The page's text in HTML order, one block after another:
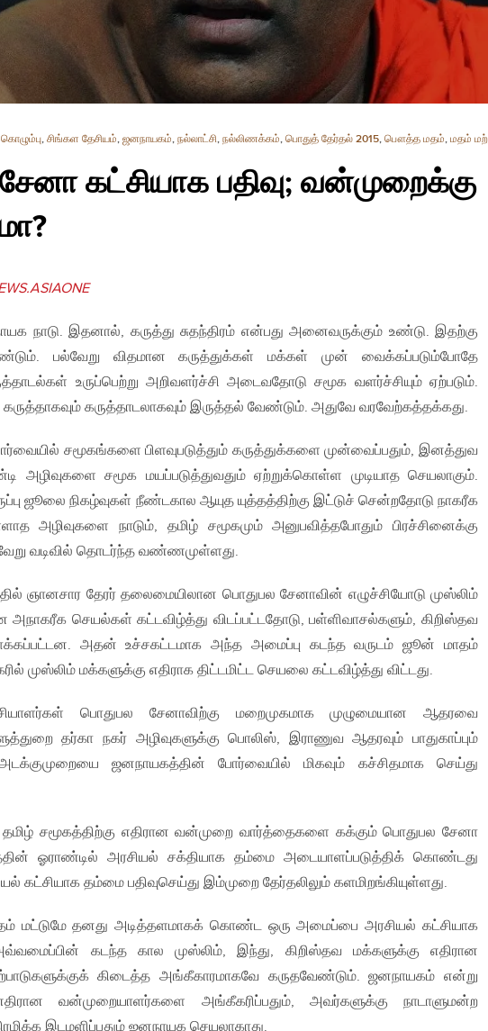
கொழும்பு, சிங்கள தேசியம், ஜனநாயகம், நல்லாட்சி, நல்லிணக்கம், பொதுத் தேர்தல் 2015, பௌத்த மதம், மதம்
கட்சியாக பதிவு; வன்முறைக்கு
நாடு. இதனால், கருத்து சுதந்திரம் என்பது அனைவருக்கும் உண்டு. இதற்கு
பல்வேறு விதமான கருத்துக்கள் மக்கள் முன் வைக்கப்படும்போதே
உருப்பெற்று அறிவளர்ச்சி அடைவதோடு சமூக வளர்ச்சியும் ஏற்படும்.
கருத்தாடலாகவும் இருத்தல் வேண்டும். அதுவே வரவேற்கத்தக்கது.
சமூகங்களை பிளவுபடுத்தும் கருத்துக்களை முன்வைப்பதும், இனத்துவ
அழிவுகளை சமூக மயப்படுத்துவதும் ஏற்றுக்கொள்ள முடியாத செயலாகும்.
ஜூலை நிகழ்வுகள் நீண்டகால ஆயுத யுத்தத்திற்கு இட்டுச் சென்றதோடு நாகரீக
அழிவுகளை நாடும், தமிழ் சமூகமும் அனுபவித்தபோதும் பிரச்சினைக்கு
வேறு வடிவில் தொடர்ந்த வண்ணமுள்ளது.
ஞானசார தேரர் தலைமையிலான பொதுபல சேனாவின் எழுச்சியோடு முஸ்லிம்
அநாகரீக செயல்கள் கட்டவிழ்த்து விடப்பட்டதோடு, பள்ளிவாசல்களும், கிறிஸ்தவ
அதன் உச்சகட்டமாக அந்த அமைப்பு கடந்த வருடம் ஜூன் மாதம்
முஸ்லிம் மக்களுக்கு எதிராக திட்டமிட்ட செயலை கட்டவிழ்த்து விட்டது.
பொதுபல சேனாவிற்கு மறைமுகமாக முழுமையான ஆதரவை
தர்கா நகர் அழிவுகளுக்கு பொலிஸ், இராணுவ ஆதரவும் பாதுகாப்பும்
ஜனநாயகத்தின் போர்வையில் மிகவும் கச்சிதமாக செய்து
தமிழ் சமூகத்திற்கு எதிரான வன்முறை வார்த்தைகளை கக்கும் பொதுபல சேனா
ஓராண்டில் அரசியல் சக்தியாக தம்மை அடையாளப்படுத்திக் கொண்டது
கட்சியாக தம்மை பதிவுசெய்து இம்முறை தேர்தலிலும் களமிறங்கியுள்ளது.
மட்டுமே தனது அடித்தளமாகக் கொண்ட ஒரு அமைப்பை அரசியல் கட்சியாக
கடந்த கால முஸ்லிம், இந்து, கிறிஸ்தவ மக்களுக்கு எதிரான
கிடைத்த அங்கீகாரமாகவே கருதவேண்டும். ஜனநாயகம் என்று
வன்முறையாளர்களை அங்கீகரிப்பதும், அவர்களுக்கு நாடாளுமன்ற
இடமளிப்பதும் ஜனநாயக செயலாகாது.